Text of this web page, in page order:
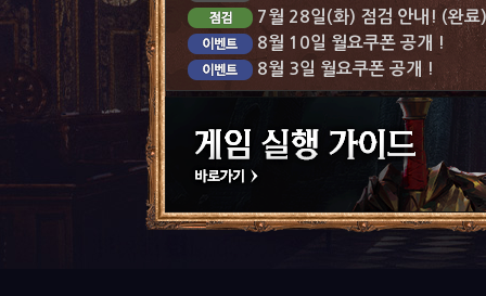
7월 28일(화) 점검 안내! (완료)
8월 10일 월요쿠폰 공개 !
8월 3일 월요쿠폰 공개 !